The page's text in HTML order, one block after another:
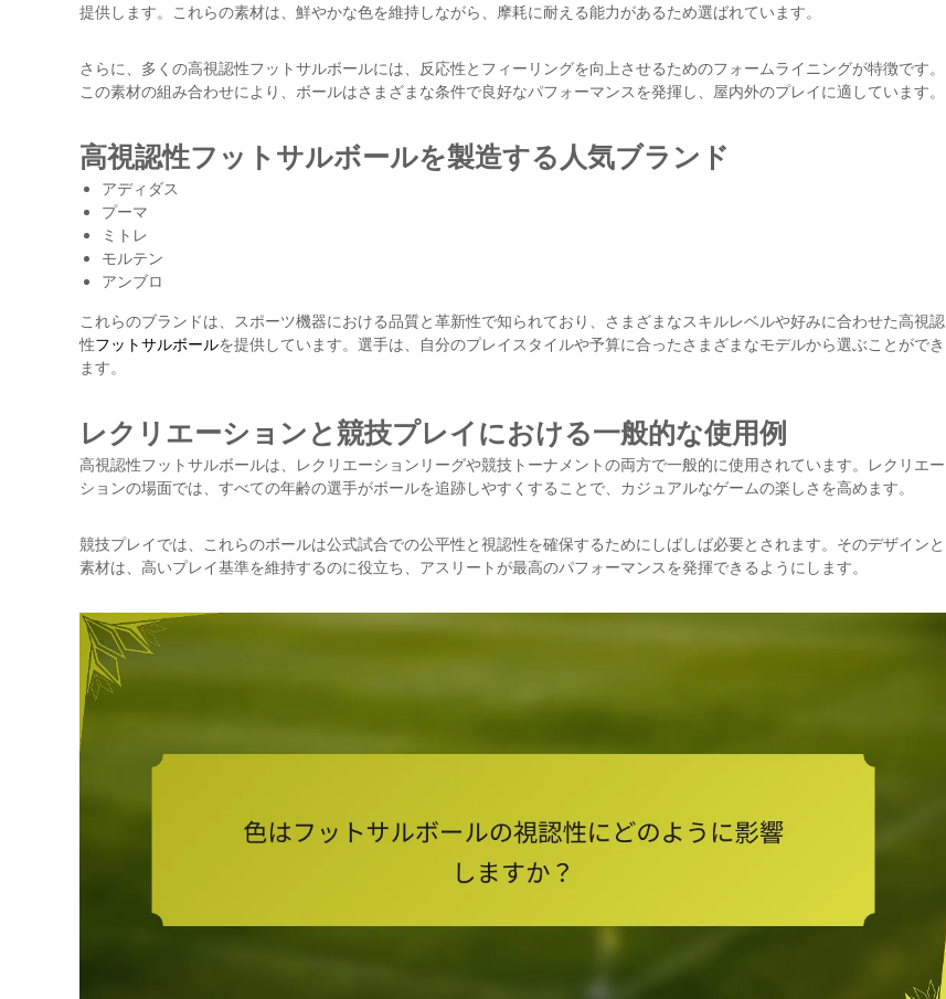
提供します。これらの素材は、鮮やかな色を維持しながら、摩耗に耐える能力があるため選ばれています。
さらに、多くの高視認性フットサルボールには、反応性とフィーリングを向上させるためのフォームライニングが特徴です。
この素材の組み合わせにより、ボールはさまざまな条件で良好なパフォーマンスを発揮し、屋内外のプレイに適しています。
高視認性フットサルボールを製造する人気ブランド
アディダス
プーマ
ミトレ
モルテン
アンブロ
これらのブランドは、スポーツ機器における品質と革新性で知られており、さまざまなスキルレベルや好みに合わせた高視認
性フットサルボールを提供しています。選手は、自分のプレイスタイルや予算に合ったさまざまなモデルから選ぶことができ
ます。
レクリエーションと競技プレイにおける一般的な使用例
高視認性フットサルボールは、レクリエーションリーグや競技トーナメントの両方で一般的に使用されています。レクリエー
ションの場面では、すべての年齢の選手がボールを追跡しやすくすることで、カジュアルなゲームの楽しさを高めます。
競技プレイでは、これらのボールは公式試合での公平性と視認性を確保するためにしばしば必要とされます。そのデザインと
素材は、高いプレイ基準を維持するのに役立ち、アスリートが最高のパフォーマンスを発揮できるようにします。